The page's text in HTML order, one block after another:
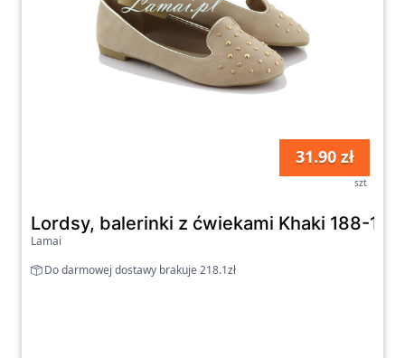
31.90 zł
szt
Lordsy, balerinki z ćwiekami Khaki 188-110
Lamai
Do darmowej dostawy brakuje 218.1zł